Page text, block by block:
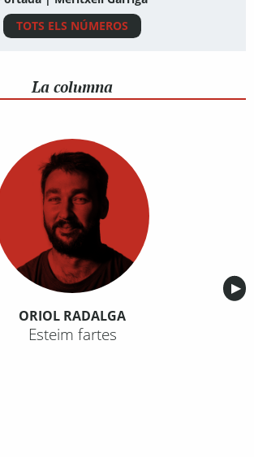
TOTS ELS NÚMEROS
La columna
▶︎
ORIOL RADALGA
Esteim fartes